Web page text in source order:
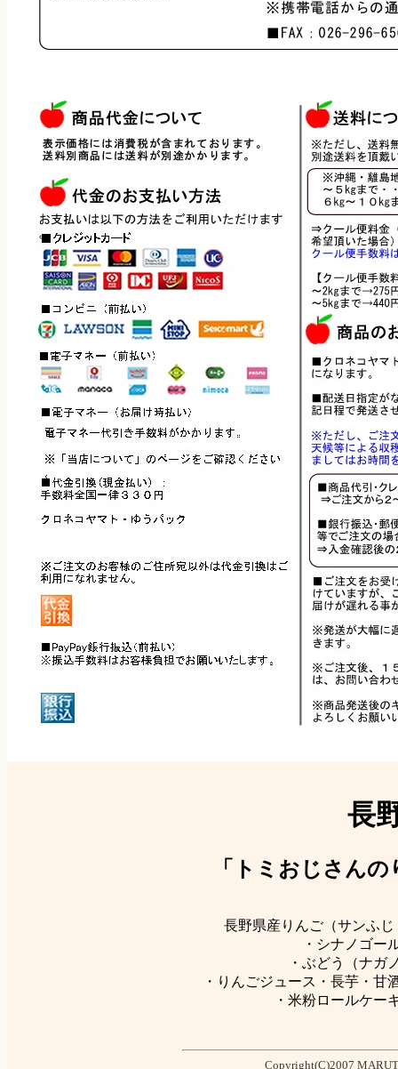
長
「トミおじさん
長野県産りんご（サンふ
・シナノゴー
・ぶどう（ナガ
・りんごジュース・長芋・甘
・米粉ロールケー
Copyright(C)2007